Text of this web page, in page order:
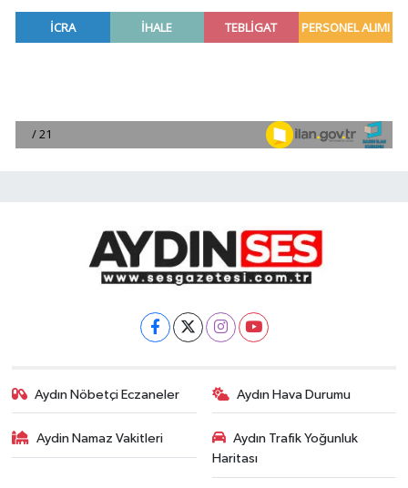
Aydın Nöbetçi Eczaneler Aydın Hava Durumu
Aydin Namaz Vakitleri
Aydın Trafik Yoğunluk
Haritası